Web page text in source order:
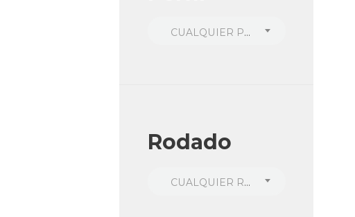
CUALQUIER PERFIL
Rodado
CUALQUIER RODADO